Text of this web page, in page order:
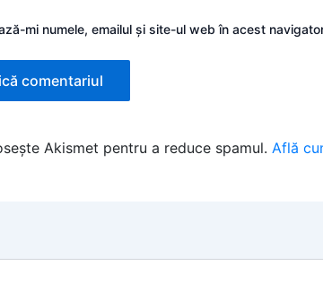
mi numele, emailul și site-ul web în acest
Akismet pentru a reduce spamul. Află